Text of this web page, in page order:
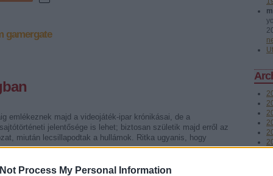
Process My Personal Information
gamergate
emlékeznek majd a videojáték-ipar krónikásai, de a
jelentősége is lehet; biztosan születik majd erről az
miután lecsillapodtak a hullámok. Ritka ugyanis, hogy